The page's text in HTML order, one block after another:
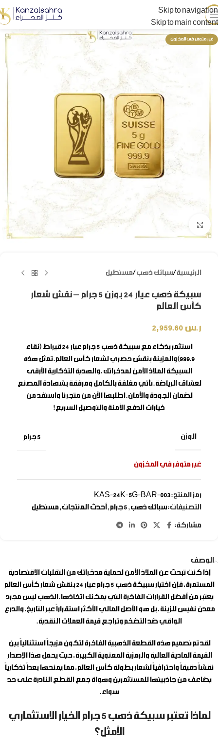
Skip to navigation
Skip to main content
غير متوفر فى المخزون
Click to enlarge
الرئيسية /سبائك ذهب /مستطيل
سبيكة ذهب عيار 24 بوزن 5 جرام – نقش شعار
كأس العالم
ر.س
استثمر بذكاء مع سبيكة ذهب 5 جرام
عيار 24 قيراط (نقاء
999.9) والمزينة بنقش حصري لشعار كأس العالم. تمثل هذه
السبيكة الملاذ الآمن لمدخراتك، والهدية التذكارية الأرقى
لعشاق الرياضة. تأتي مغلفة بالكامل ومرفقة بشهادة المصنع
لضمان الجودة والأمان. اطلبها الآن من متجرنا واستفد من
خيارات الدفع الآمنة والتوصيل السريع!
الوزن 5 جرام
غير متوفر في المخزون
رمز المنتج:KAS-24K-5G-BAR-003
التصنيفات:سبائك ذهب , 5 جرام , أحدث المنتجات , مستطيل
مشاركة:
الوصف
إذا كنت تبحث عن الملاذ الآمن لحماية مدخراتك من التقلبات الاقتصادية
المستمرة، فإن اختيار سبيكة ذهب 5 جرام
عيار 24 بنقش شعار كأس العالم
يعتبر من أفضل القرارات الفاخرة التي يمكنك اتخاذها. الذهب ليس مجرد
معدن نفيس للزينة، بل هو الأصل المالي الأكثر استقراراً عبر التاريخ، والدرع
الواقي ضد التضخم وتراجع قيمة العملات النقدية.
لقد تم تصميم هذه القطعة الذهبية الفاخرة لتكون مزيجاً استثنائياً بين
القيمة المادية العالية والرمزية المعنوية الكبيرة، حيث يحمل هذا الإصدار
نقشاً دقيقاً واحترافياً لشعار بطولة كأس العالم، مما يمنحها بعداً تذكارياً
يضاعف من جاذبيتها للمستثمرين وهواة جمع القطع النادرة على حد
سواء.
لماذا تعتبر سبيكة ذهب 5 جرام الخيار الاستثماري
الأمثل؟